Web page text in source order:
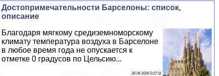
Достопримечательности Барселоны: список,
описание
Благодаря мягкому средиземноморскому
климату температура воздуха в Барселоне
в любое время года не опускается к
отметке 0 градусов по Цельсию...
26 06 2026 0:27:11